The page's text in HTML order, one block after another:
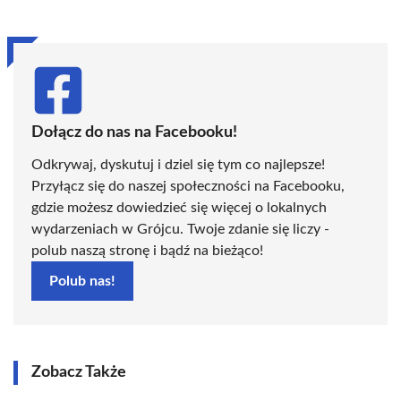
Dołącz do nas na Facebooku!
Odkrywaj, dyskutuj i dziel się tym co najlepsze!
Przyłącz się do naszej społeczności na Facebooku,
gdzie możesz dowiedzieć się więcej o lokalnych
wydarzeniach w Grójcu. Twoje zdanie się liczy -
polub naszą stronę i bądź na bieżąco!
Polub nas!
Zobacz Także